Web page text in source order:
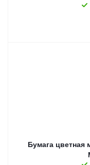
Бумага цветная